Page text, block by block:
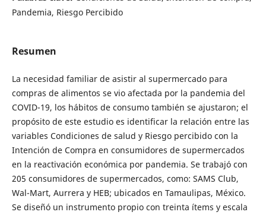
Pandemia, Riesgo Percibido
Resumen
La necesidad familiar de asistir al supermercado para
compras de alimentos se vio afectada por la pandemia del
COVID-19, los hábitos de consumo también se ajustaron; el
propósito de este estudio es identificar la relación entre las
variables Condiciones de salud y Riesgo percibido con la
Intención de Compra en consumidores de supermercados
en la reactivación económica por pandemia. Se trabajó con
205 consumidores de supermercados, como: SAMS Club,
Wal-Mart, Aurrera y HEB; ubicados en Tamaulipas, México.
Se diseñó un instrumento propio con treinta ítems y escala